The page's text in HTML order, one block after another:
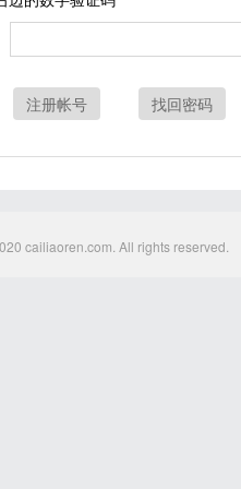
注册帐号 找回密码
cailiaoren.com. All rights reserved.